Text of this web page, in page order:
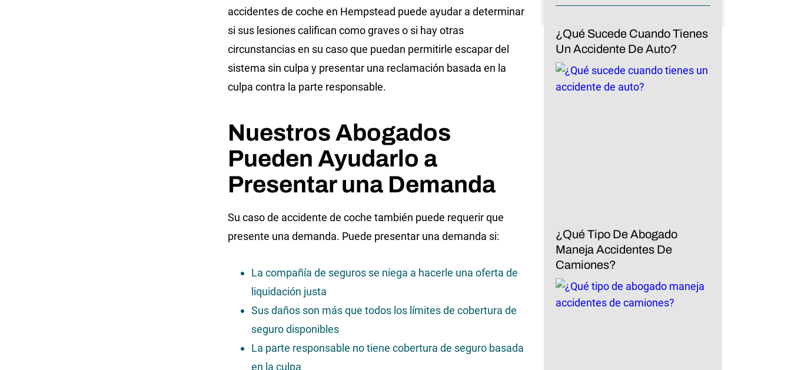
accidentes de coche en Hempstead puede ayudar a determinar
si sus lesiones califican como graves o si hay otras
circunstancias en su caso que puedan permitirle escapar del
sistema sin culpa y presentar una reclamación basada en la
culpa contra la parte responsable.
Nuestros Abogados
Pueden Ayudarlo a
Presentar una Demanda
Su caso de accidente de coche también puede requerir que
presente una demanda. Puede presentar una demanda si:
La compañía de seguros se niega a hacerle una oferta de
liquidación justa
Sus daños son más que todos los límites de cobertura de
seguro disponibles
La parte responsable no tiene cobertura de seguro basada
en la culpa
¿Qué Sucede Cuando Tienes
Un Accidente De Auto?
¿Qué Tipo De Abogado
Maneja Accidentes De
Camiones?